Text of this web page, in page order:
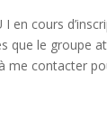
I en cours
que le groupe
me contacter